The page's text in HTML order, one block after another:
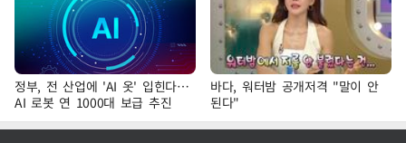
정부, 전 산업에 'AI 옷' 입힌다…
AI 로봇 연 1000대 보급 추진
바다, 워터밤 공개저격 "말이 안
된다"